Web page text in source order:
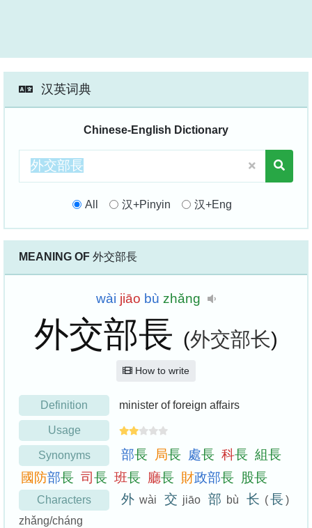
汉英词典
Chinese-English Dictionary
All 汉+Pinyin 汉+Eng
MEANING OF 外交部長
wài jiāo bù zhǎng
外交部長 (外交部长)
How to write
Definition minister of foreign affairs
Usage
Synonyms 部長 局長 處長 科長 組長
國 防部長 司長 班長 廳長 財政部長 股長
Characters 外 wài 交 jiāo 部 bù 长 (長)
zhǎng/cháng